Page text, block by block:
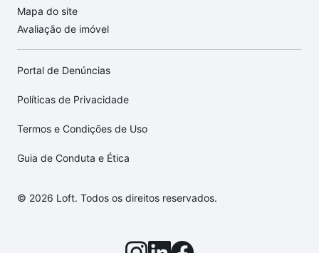
Mapa do site
Avaliação de imóvel
Portal de Denúncias
Políticas de Privacidade
Termos e Condições de Uso
Guia de Conduta e Ética
© 2026 Loft. Todos os direitos reservados.